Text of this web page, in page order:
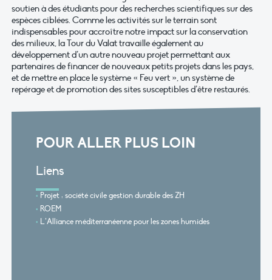
soutien à des étudiants pour des recherches scientifiques sur des
espèces ciblées. Comme les activités sur le terrain sont
indispensables pour accroître notre impact sur la conservation
des milieux, la Tour du Valat travaille également au
développement d’un autre nouveau projet permettant aux
partenaires de financer de nouveaux petits projets dans les pays,
et de mettre en place le système « Feu vert », un système de
repérage et de promotion des sites susceptibles d’être restaurés.
POUR ALLER PLUS LOIN
Liens
Projet : société civile gestion durable des ZH
ROEM
L’Alliance méditerranéenne pour les zones humides